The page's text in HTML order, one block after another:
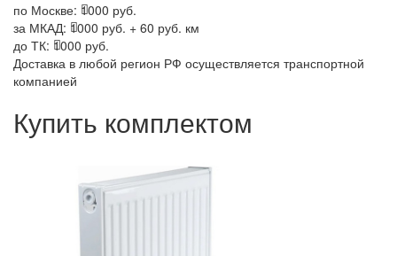
по Москве: 1000 руб.
за МКАД: 1000 руб. + 60 руб. км
до ТК: 1000 руб.
Доставка в любой регион РФ осуществляется транспортной
компанией
Купить комплектом